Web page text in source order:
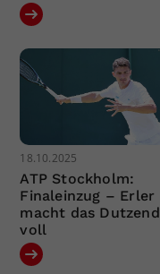
18.10.2025
ATP Stockholm:
Finaleinzug – Erler
macht das Dutzend
voll